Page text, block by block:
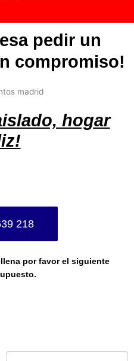
pedir un
compromiso!
hogar
218
por favor el siguiente